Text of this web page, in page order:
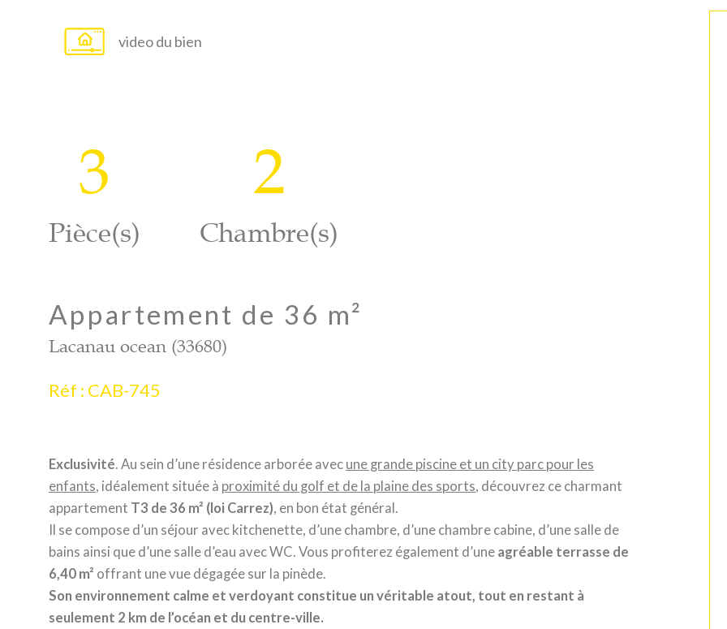
video du bien
3
Pièce(s)
2
Chambre(s)
Appartement de 36 m²
Lacanau ocean (33680)
Réf : CAB-745
Exclusivité. Au sein d’une résidence arborée avec une grande piscine et un city parc pour les
enfants, idéalement située à proximité du golf et de la plaine des sports, découvrez ce charmant
appartement T3 de 36 m² (loi Carrez), en bon état général.
Il se compose d’un séjour avec kitchenette, d’une chambre, d’une chambre cabine, d’une salle de
bains ainsi que d’une salle d’eau avec WC. Vous profiterez également d’une agréable terrasse de
6,40 m² offrant une vue dégagée sur la pinède.
Son environnement calme et verdoyant constitue un véritable atout, tout en restant à
seulement 2 km de l’océan et du centre-ville.